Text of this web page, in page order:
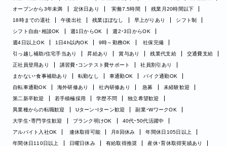
オープンから3年未満
定休日あり 実働7.5時間
残業月20時間以下
18時までの退社
午後出社 残業ほぼなし 早上がりあり
シフト制
シフト自由・相談OK
週1日からOK
週2・3日からOK
週4日以上OK
1日4h以内OK 9時～勤務OK
社保完備
引っ越し補助/住宅手当あり
昇給あり 賞与あり 残業代支給
交通費支給
正社員登用あり
講習費・コンテスト費サポート
社員割引あり
まかない・食事補助あり
転勤なし 車通勤OK
バイク通勤OK
自転車通勤OK
海外研修あり 社内研修あり 急募
未経験歓迎
第二新卒歓迎
若手積極採用 学歴不問
独立希望歓迎
異業種からの転職歓迎
Uターン・Iターン歓迎
副業・WワークOK
大学生・専門学生歓迎
ブランク明けOK
40代・50代活躍中
アルバイト入社OK
連休取得可能 月8回休み
年間休日105日以上
年間休日110日以上
日曜日休み 有給取得推奨
産休・育休取得実績あり